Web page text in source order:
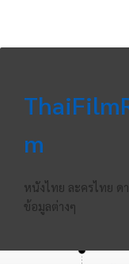
m
หนังไทย ละครไทย ด
ข้อมูลต่างๆ